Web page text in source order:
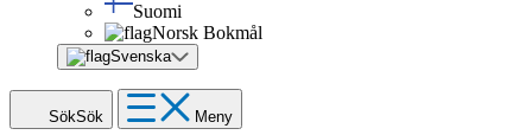
Suomi
Norsk Bokmål
Svenska
SökSök Meny